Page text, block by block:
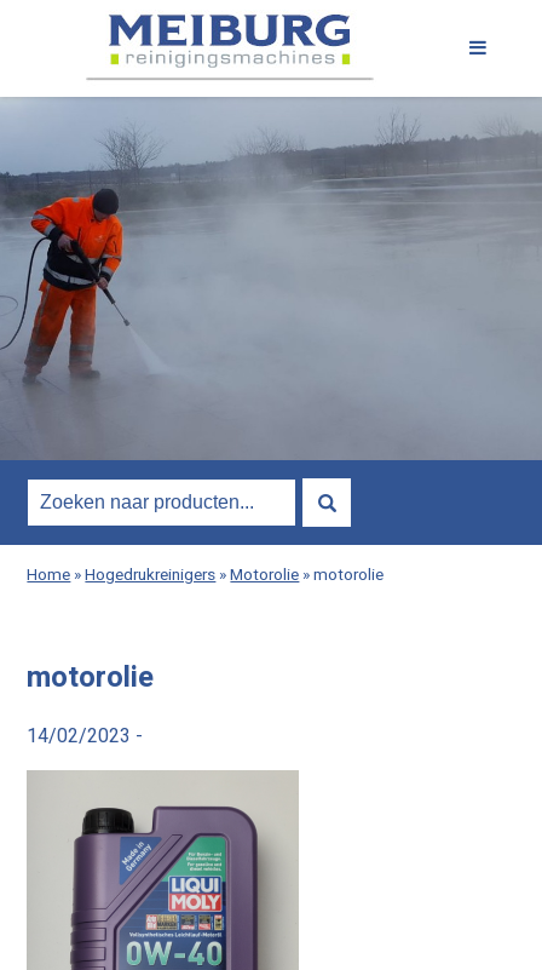
Home»Hogedrukreinigers»Motorolie»motorolie
motorolie
14/02/2023 -